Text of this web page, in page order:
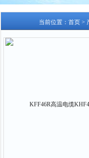
当前位置： 首页 >